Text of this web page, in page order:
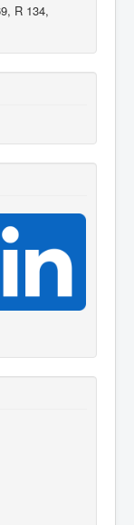
R 134,